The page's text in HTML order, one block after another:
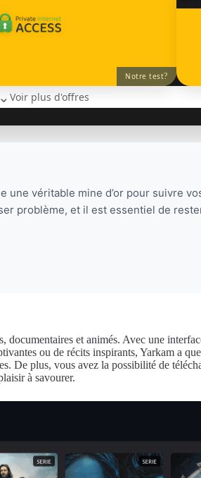
Notre test?
⌄ Voir plus d'offres
véritable mine d’or pour suivre
problème, et il est essentiel de
et animés. Avec une
ou de récits inspirants, Yarkam a
De plus, vous avez la possibilité de
à savourer.